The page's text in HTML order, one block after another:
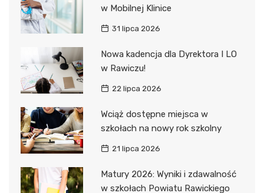
w Mobilnej Klinice
31 lipca 2026
Nowa kadencja dla Dyrektora I LO
w Rawiczu!
22 lipca 2026
Wciąż dostępne miejsca w
szkołach na nowy rok szkolny
21 lipca 2026
Matury 2026: Wyniki i zdawalność
w szkołach Powiatu Rawickiego